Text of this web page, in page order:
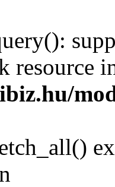
resource